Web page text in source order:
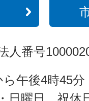
人番号
午後4時45分
日曜日、祝